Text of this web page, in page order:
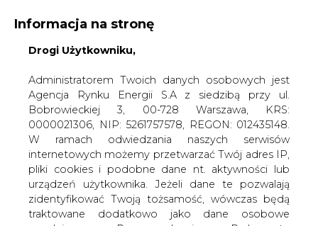
KONTAKT:
WYDAWCA PORTALU:
WYSOKI KONTRAST WIELKOŚĆ TEKSTU A A
ZALOGUJ SIĘ
Informacja na stronę
Drogi Użytkowniku,
Administratorem Twoich danych osobowych jest
Agencja Rynku Energii S.A z siedzibą przy ul.
Bobrowieckiej 3, 00-728 Warszawa, KRS:
0000021306, NIP: 5261757578, REGON: 012435148.
W ramach odwiedzania naszych serwisów
internetowych możemy przetwarzać Twój adres IP,
pliki cookies i podobne dane nt. aktywności lub
urządzeń użytkownika. Jeżeli dane te pozwalają
zidentyfikować Twoją tożsamość, wówczas będą
traktowane dodatkowo jako dane osobowe